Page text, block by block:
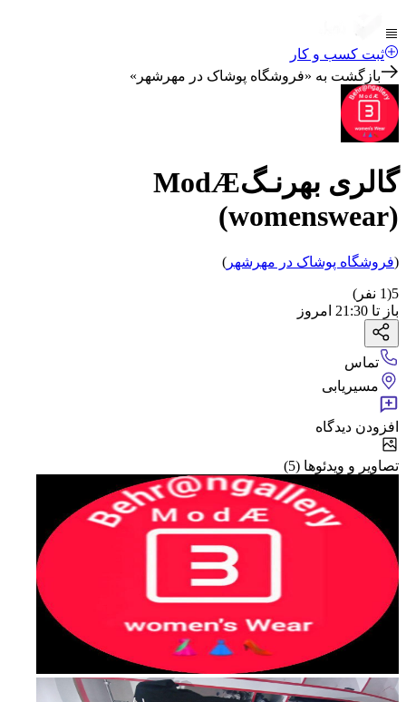
ثبت کسب و کار
بازگشت به «فروشگاه پوشاک در مهرشهر »
گالری بهرنـگModÆ
(womenswear)
(فروشگاه پوشاک در مهرشهر )
5
(
1 نفر)
باز تا 21:30 امروز
تماس
مسیریابی
افزودن دیدگاه
تصاویر و ویدئوها (5)